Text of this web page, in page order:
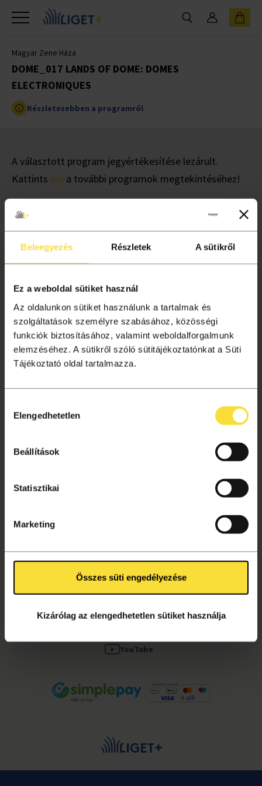
Beleegyezés Részletek A sütikről
Ez a weboldal sütiket használ
Az oldalunkon sütiket használunk a tartalmak és
szolgáltatások személyre szabásához, közösségi
funkciók biztosításához, valamint weboldalforgalmunk
elemzéséhez. A sütikről szóló sütitájékoztatónkat a Süti
Tájékoztató oldal tartalmazza.
kiválasztása
Elengedhetetlen
Beállítások
Statisztikai
Marketing
Összes süti engedélyezése
Kizárólag az elengedhetetlen sütiket használja
Magyar Zene Háza
DOME_017 LANDS OF DOME: DOMES
ELECTRONIQUES
Részletesebben a programról
A választott program jegyértékesítése lezárult.
Kattints ide a további programok megtekintéséhez!
INFORMÁCIÓ
Tagságok
Aktuális információk
Gyakori kérdések
Jegyvásárlás
Ajándékutalvány
KÖVESS MINKET!
Facebook
YouTube